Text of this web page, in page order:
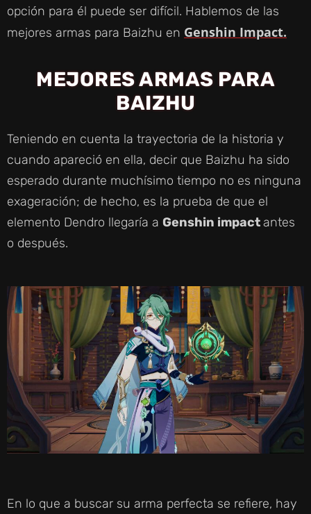
opción para él puede ser difícil. Hablemos de las
mejores armas para Baizhu en Genshin Impact.
MEJORES ARMAS PARA
BAIZHU
Teniendo en cuenta la trayectoria de la historia y
cuando apareció en ella, decir que Baizhu ha sido
esperado durante muchísimo tiempo no es ninguna
exageración; de hecho, es la prueba de que el
elemento Dendro llegaría a Genshin impactantes
o después.
En lo que a buscar su arma perfecta se refiere, hay